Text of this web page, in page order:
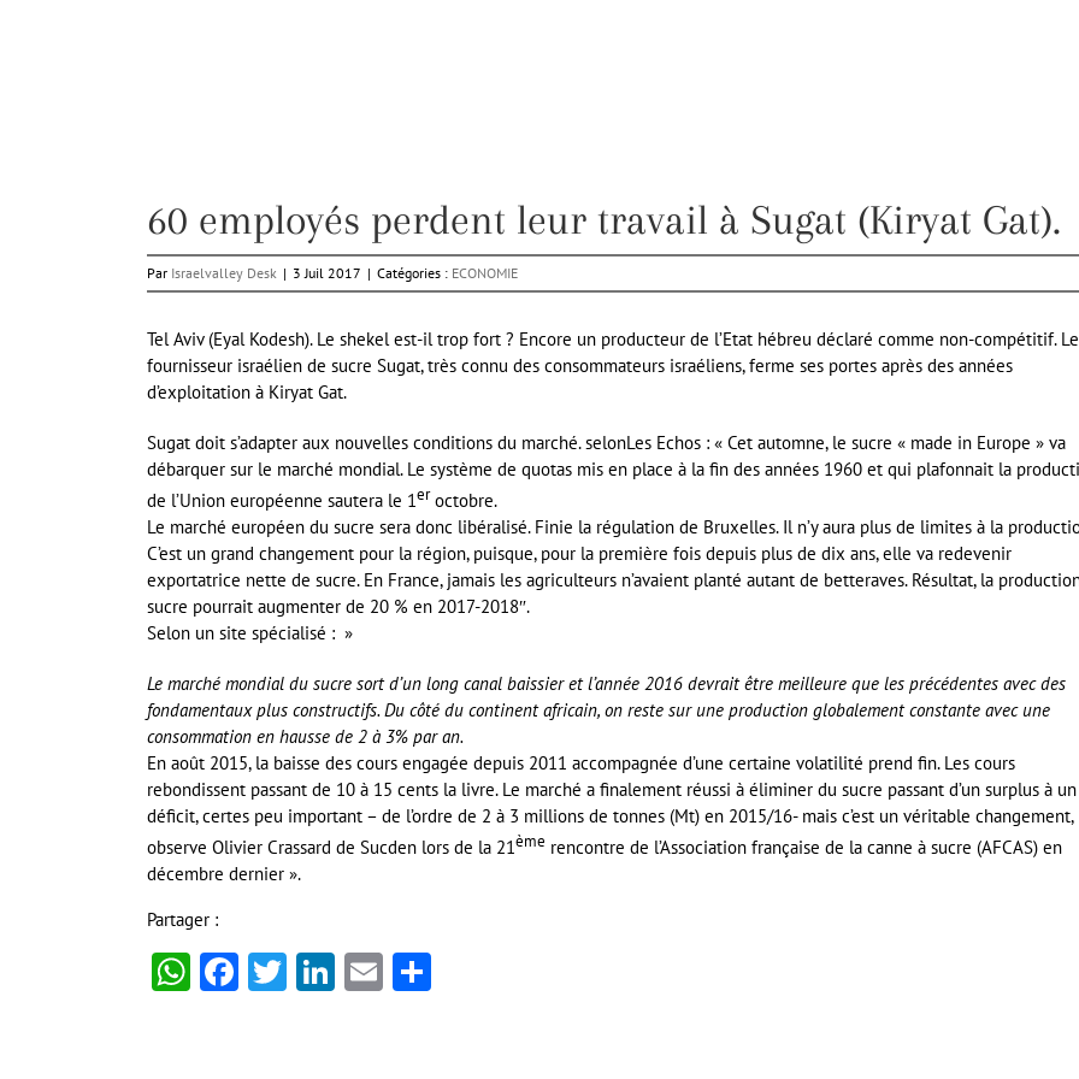
60 employés perdent leur travail à Sugat (Kiryat Gat).
Par Israelvalley Desk | 3 Juil 2017 | Catégories : ECONOMIE
Tel Aviv (Eyal Kodesh). Le shekel est-il trop fort ? Encore un producteur de l’Etat hébreu déclaré comme non-compétitif. Le
fournisseur israélien de sucre Sugat, très connu des consommateurs israéliens, ferme ses portes après des années
d’exploitation à Kiryat Gat.
Sugat doit s’adapter aux nouvelles conditions du marché. selonLes Echos : « Cet automne, le sucre « made in Europe » va
débarquer sur le marché mondial. Le système de quotas mis en place à la fin des années 1960 et qui plafonnait la
de l’Union européenne sautera le 1er octobre.
Le marché européen du sucre sera donc libéralisé. Finie la régulation de Bruxelles. Il n’y aura plus de limites à la
C’est un grand changement pour la région, puisque, pour la première fois depuis plus de dix ans, elle va redevenir
exportatrice nette de sucre. En France, jamais les agriculteurs n’avaient planté autant de betteraves. Résultat, la
sucre pourrait augmenter de 20 % en 2017-2018″.
Selon un site spécialisé : »
Le marché mondial du sucre sort d’un long canal baissier et l’année 2016 devrait être meilleure que les précédentes avec des
fondamentaux plus constructifs. Du côté du continent africain, on reste sur une production globalement constante avec une
consommation en hausse de 2 à 3% par an.
En août 2015, la baisse des cours engagée depuis 2011 accompagnée d’une certaine volatilité prend fin. Les cours
rebondissent passant de 10 à 15 cents la livre. Le marché a finalement réussi à éliminer du sucre passant d’un surplus à un
déficit, certes peu important – de l’ordre de 2 à 3 millions de tonnes (Mt) en 2015/16- mais c’est un véritable changement,
observe Olivier Crassard de Sucden lors de la 21ème rencontre de l’Association française de la canne à sucre (AFCAS) en
décembre dernier ».
Partager :
WhatsApp
Facebook
Twitter
LinkedIn
Email